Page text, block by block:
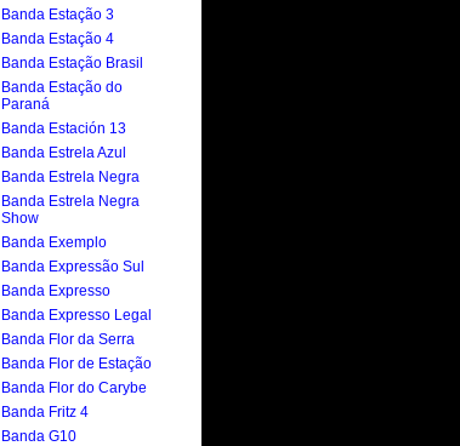
Banda Estação 3
Banda Estação 4
Banda Estação Brasil
Banda Estação do
Paraná
Banda Estación 13
Banda Estrela Azul
Banda Estrela Negra
Banda Estrela Negra
Show
Banda Exemplo
Banda Expressão Sul
Banda Expresso
Banda Expresso Legal
Banda Flor da Serra
Banda Flor de Estação
Banda Flor do Carybe
Banda Fritz 4
Banda G10